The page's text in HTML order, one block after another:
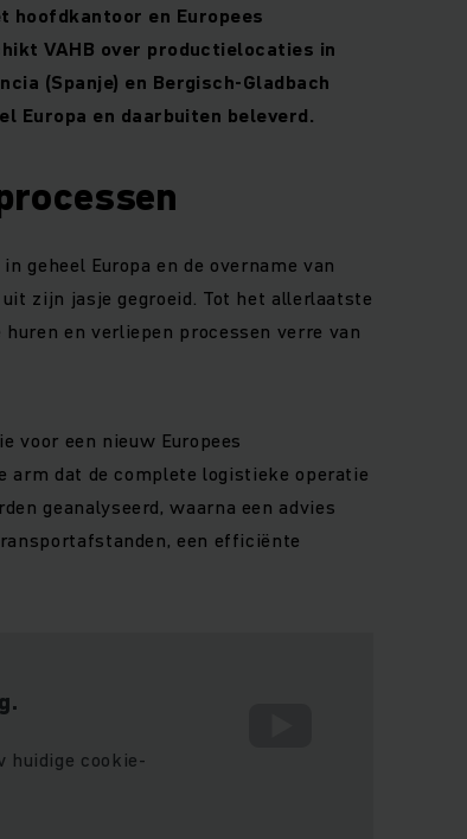
hoofdkantoor en Europees
VAHB over productielocaties in
(Spanje) en Bergisch-Gladbach
Europa en daarbuiten beleverd.
geheel Europa en de overname van
zijn jasje gegroeid. Tot het allerlaatste
en verliepen processen verre van
voor een nieuw Europees
arm dat de complete logistieke operatie
geanalyseerd, waarna een advies
een efficiënte
huidige cookie-